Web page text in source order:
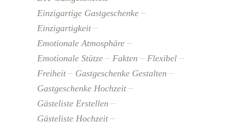
Einzigartige Gastgeschenke
Einzigartigkeit
Emotionale Atmosphäre
Emotionale Stütze
Fakten
Flexibel
Freiheit
Gastgeschenke Gestalten
Gastgeschenke Hochzeit
Gästeliste Erstellen
Gästeliste Hochzeit